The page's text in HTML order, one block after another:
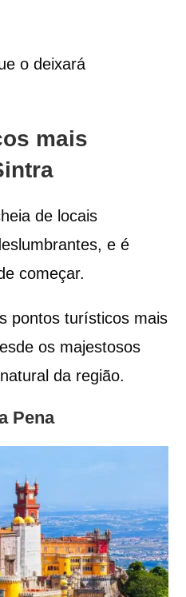
o deixará
mais
de locais
e é
começar.
pontos turísticos mais
os majestosos
da região.
Pena